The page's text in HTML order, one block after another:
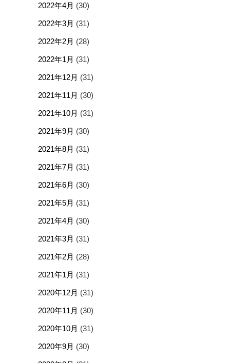
2022年4月 (30)
2022年3月 (31)
2022年2月 (28)
2022年1月 (31)
2021年12月 (31)
2021年11月 (30)
2021年10月 (31)
2021年9月 (30)
2021年8月 (31)
2021年7月 (31)
2021年6月 (30)
2021年5月 (31)
2021年4月 (30)
2021年3月 (31)
2021年2月 (28)
2021年1月 (31)
2020年12月 (31)
2020年11月 (30)
2020年10月 (31)
2020年9月 (30)